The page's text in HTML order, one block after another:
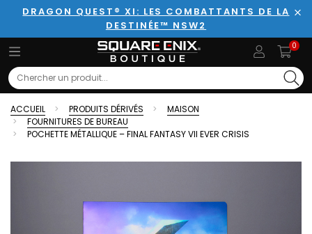
DRAGON QUEST® XI: LES COMBATTANTS DE LA
DESTINÉE™ NSW2
0
Search
ACCUEIL PRODUITS DÉRIVÉS
MAISON
FOURNITURES DE BUREAU
POCHETTE MÉTALLIQUE – FINAL FANTASY VII EVER CRISIS